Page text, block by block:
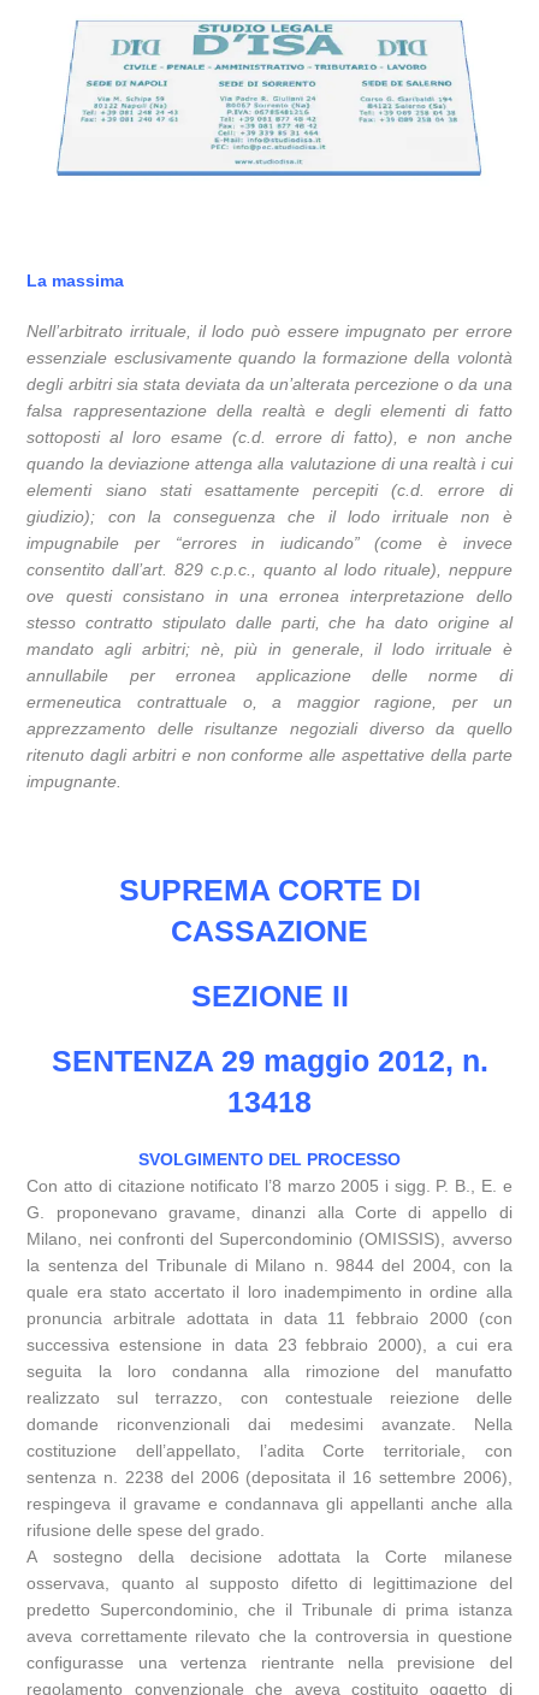
La massima
Nell’arbitrato irrituale, il lodo può essere impugnato per errore
essenziale esclusivamente quando la formazione della volontà
degli arbitri sia stata deviata da un’alterata percezione o da una
falsa rappresentazione della realtà e degli elementi di fatto
sottoposti al loro esame (c.d. errore di fatto), e non anche
quando la deviazione attenga alla valutazione di una realtà i cui
elementi siano stati esattamente percepiti (c.d. errore di
giudizio); con la conseguenza che il lodo irrituale non è
impugnabile per “errores in iudicando” (come è invece
consentito dall’art. 829 c.p.c., quanto al lodo rituale), neppure
ove questi consistano in una erronea interpretazione dello
stesso contratto stipulato dalle parti, che ha dato origine al
mandato agli arbitri; nè, più in generale, il lodo irrituale è
annullabile per erronea applicazione delle norme di
ermeneutica contrattuale o, a maggior ragione, per un
apprezzamento delle risultanze negoziali diverso da quello
ritenuto dagli arbitri e non conforme alle aspettative della parte
impugnante.
SUPREMA CORTE DI
CASSAZIONE
SEZIONE II
SENTENZA 29 maggio 2012, n.
13418
SVOLGIMENTO DEL PROCESSO
Con atto di citazione notificato l’8 marzo 2005 i sigg. P. B., E. e
G. proponevano gravame, dinanzi alla Corte di appello di
Milano, nei confronti del Supercondominio (OMISSIS), avverso
la sentenza del Tribunale di Milano n. 9844 del 2004, con la
quale era stato accertato il loro inadempimento in ordine alla
pronuncia arbitrale adottata in data 11 febbraio 2000 (con
successiva estensione in data 23 febbraio 2000), a cui era
seguita la loro condanna alla rimozione del manufatto
realizzato sul terrazzo, con contestuale reiezione delle
domande riconvenzionali dai medesimi avanzate. Nella
costituzione dell’appellato, l’adita Corte territoriale, con
sentenza n. 2238 del 2006 (depositata il 16 settembre 2006),
respingeva il gravame e condannava gli appellanti anche alla
rifusione delle spese del grado.
A sostegno della decisione adottata la Corte milanese
osservava, quanto al supposto difetto di legittimazione del
predetto Supercondominio, che il Tribunale di prima istanza
aveva correttamente rilevato che la controversia in questione
configurasse una vertenza rientrante nella previsione del
regolamento convenzionale che aveva costituito oggetto di